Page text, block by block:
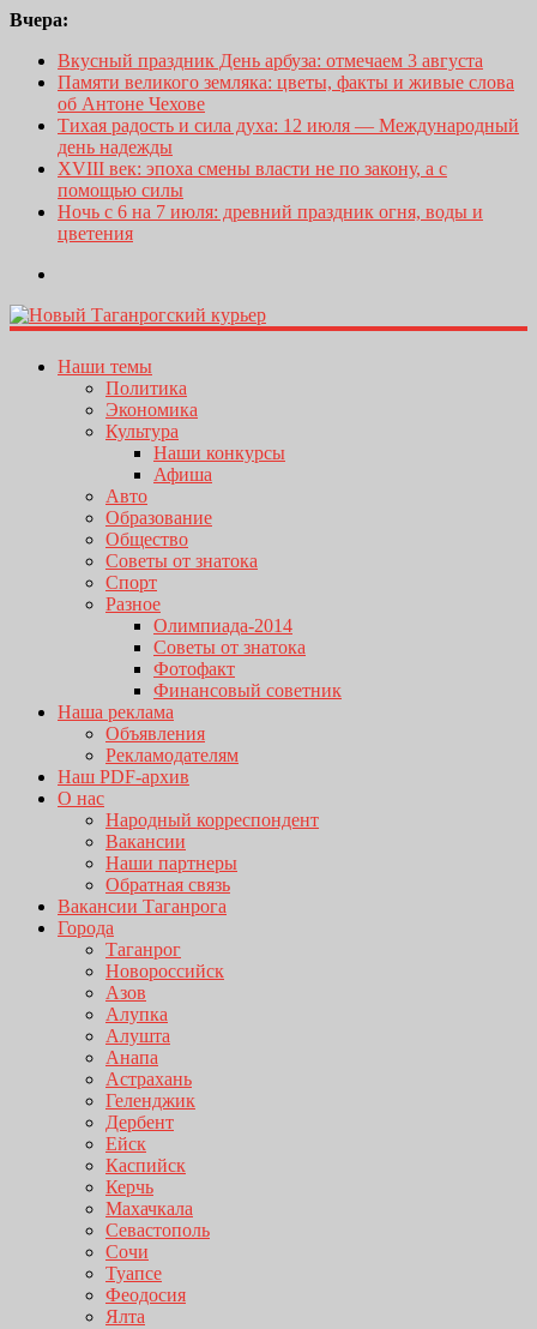
Вчера:
Вкусный праздник День арбуза: отмечаем 3 августа
Памяти великого земляка: цветы, факты и живые слова
об Антоне Чехове
Тихая радость и сила духа: 12 июля — Международный
день надежды
XVIII век: эпоха смены власти не по закону, а с
помощью силы
Ночь с 6 на 7 июля: древний праздник огня, воды и
цветения
Наши темы
Политика
Экономика
Культура
Наши конкурсы
Афиша
Авто
Образование
Общество
Советы от знатока
Спорт
Разное
Олимпиада-2014
Советы от знатока
Фотофакт
Финансовый советник
Наша реклама
Объявления
Рекламодателям
Наш PDF-архив
О нас
Народный корреспондент
Вакансии
Наши партнеры
Обратная связь
Вакансии Таганрога
Города
Таганрог
Новороссийск
Азов
Алупка
Алушта
Анапа
Астрахань
Геленджик
Дербент
Ейск
Каспийск
Керчь
Махачкала
Севастополь
Сочи
Туапсе
Феодосия
Ялта